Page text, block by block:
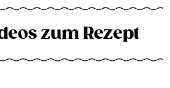
zum Rezept